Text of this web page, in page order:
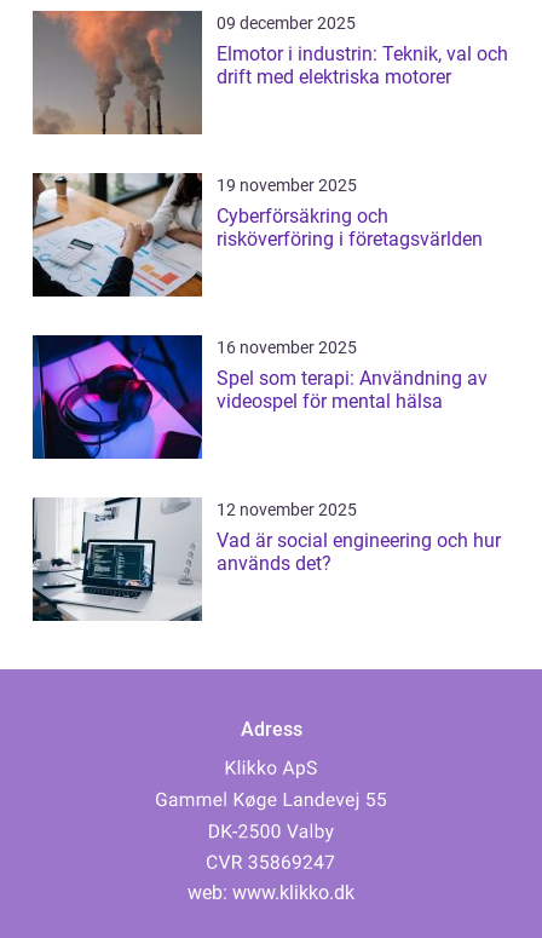
09 december 2025
Elmotor i industrin: Teknik, val och
drift med elektriska motorer
19 november 2025
Cyberförsäkring och
risköverföring i företagsvärlden
16 november 2025
Spel som terapi: Användning av
videospel för mental hälsa
12 november 2025
Vad är social engineering och hur
används det?
Adress
web: www.klikko.dk